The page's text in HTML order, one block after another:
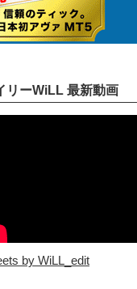
リーWiLL 最新動画
by WiLL_edit